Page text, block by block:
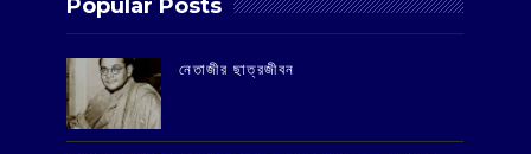
Popular Posts
‌নেতাজীর ছাত্রজীবন